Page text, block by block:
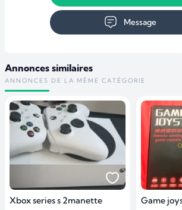
Message
Annonces similaires
ANNONCES DE LA MÊME CATÉGORIE
Xbox series s 2manette Game